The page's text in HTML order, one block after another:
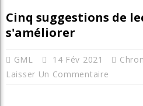
Cinq suggestions de
s'améliorer
GML 14 Fév 2021
Laisser Un Commentaire